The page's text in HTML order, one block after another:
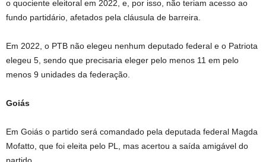
o quociente eleitoral em 2022, e, por isso, não teriam acesso ao
fundo partidário, afetados pela cláusula de barreira.
Em 2022, o PTB não elegeu nenhum deputado federal e o Patriota
elegeu 5, sendo que precisaria eleger pelo menos 11 em pelo
menos 9 unidades da federação.
Goiás
Em Goiás o partido será comandado pela deputada federal Magda
Mofatto, que foi eleita pelo PL, mas acertou a saída amigável do